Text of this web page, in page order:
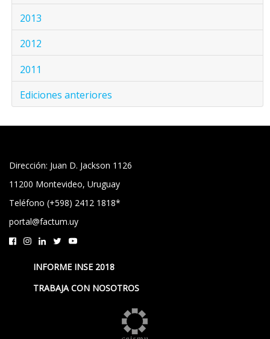
2013
2012
2011
Ediciones anteriores
Dirección: Juan D. Jackson 1126
11200 Montevideo, Uruguay
Teléfono (+598) 2412 1818*
portal@factum.uy
INFORME INSE 2018
TRABAJA CON NOSOTROS